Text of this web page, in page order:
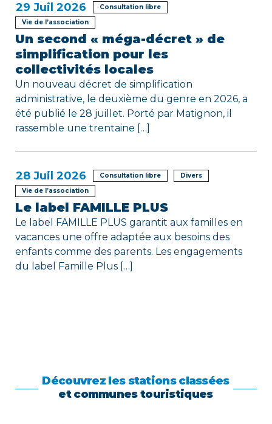
29 Juil 2026
Consultation libre
Vie de l’association
Un second « méga-décret » de
simplification pour les
collectivités locales
Un nouveau décret de simplification
administrative, le deuxième du genre en 2026, a
été publié le 28 juillet. Porté par Matignon, il
rassemble une trentaine […]
28 Juil 2026 Consultation libre
Divers
Vie de l’association
Le label FAMILLE PLUS
Le label FAMILLE PLUS garantit aux familles en
vacances une offre adaptée aux besoins des
enfants comme des parents. Les engagements
du label Famille Plus […]
Découvrez les stations classées
et communes touristiques